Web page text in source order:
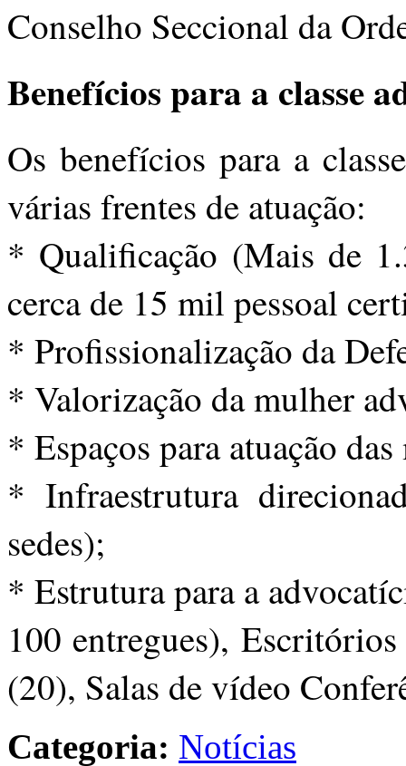
Conselho Seccional da
Benefícios para a classe
Os benefícios para a
várias frentes de atuação:
* Qualificação (Mais de
cerca de 15 mil pessoal
* Profissionalização da
* Valorização da mulher
* Espaços para atuação
* Infraestrutura
sedes);
* Estrutura para a
100 entregues),
(20), Salas de vídeo
Categoria: Notícias